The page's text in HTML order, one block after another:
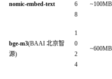
nomic-embed-text
6
8
~100MB
bge-m3(BAAI 北京智
源)
1
0
2
4
~600MB